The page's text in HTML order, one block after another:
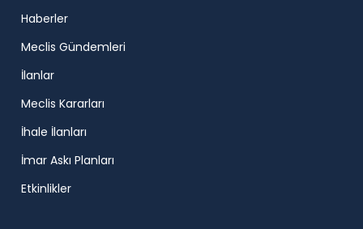
Haberler
Meclis Gündemleri
İlanlar
Meclis Kararları
İhale İlanları
İmar Askı Planları
Etkinlikler